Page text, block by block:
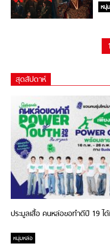
หนุ่
1
สุดสัปดาห์
ประมูลเสื้อ คนหล่อขอทำดีปี 19 ไ
หนุ่มหล่อ